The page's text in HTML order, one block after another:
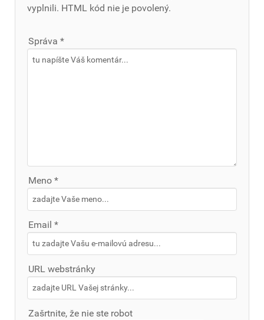
vyplnili. HTML kód nie je povolený.
Správa *
Meno *
Email *
URL webstránky
Zašrtnite, že nie ste robot